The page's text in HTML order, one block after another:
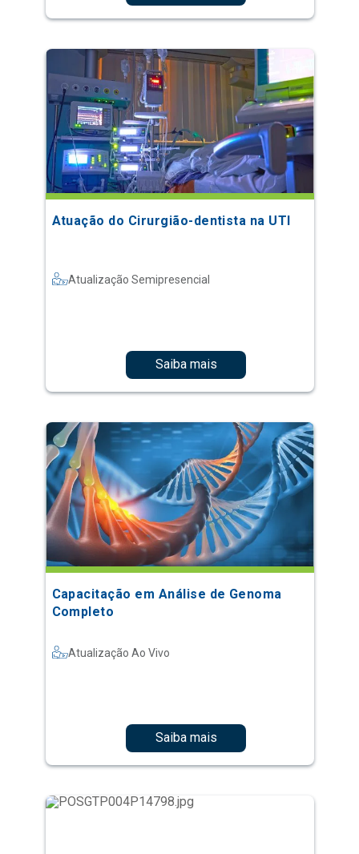
Atuação do Cirurgião-dentista na UTI
Atualização Semipresencial
Saiba mais
Capacitação em Análise de Genoma
Completo
Atualização Ao Vivo
Saiba mais